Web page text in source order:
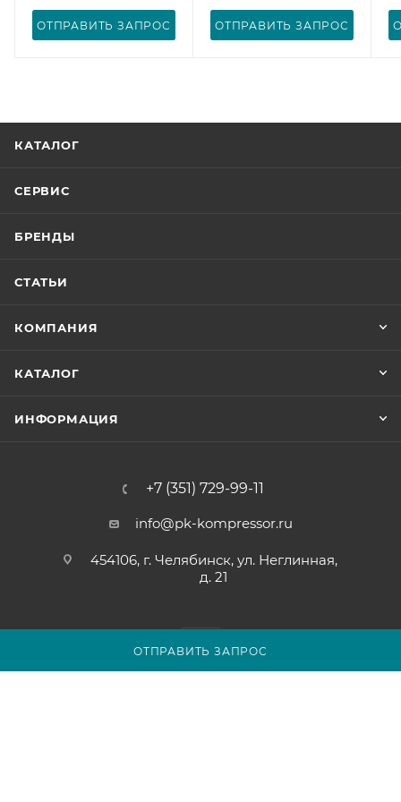
ОТПРАВИТЬ ЗАПРОС
ОТПРАВИТЬ ЗАПРОС ОТПРАВИТЬ ЗАПРОС
КАТАЛОГ
СЕРВИС
БРЕНДЫ
СТАТЬИ
КОМПАНИЯ
КАТАЛОГ
ИНФОРМАЦИЯ
+7 (351) 729-99-11
info@pk-kompressor.ru
454106, г. Челябинск, ул. Неглинная,
д. 21